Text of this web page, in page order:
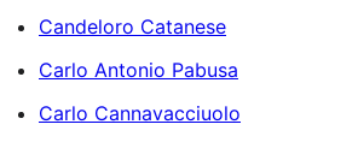
Candeloro Catanese
Carlo Antonio Pabusa
Carlo Cannavacciuolo